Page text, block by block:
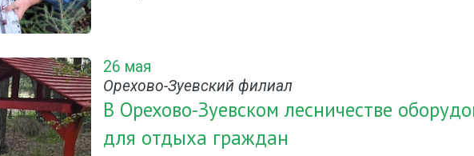
26 мая
Орехово-Зуевский филиал
В Орехово-Зуевском лесничестве
для отдыха граждан